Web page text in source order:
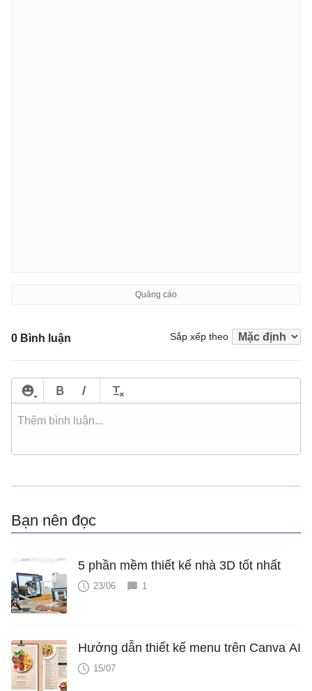
0 Bình luận Sắp xếp theo
Bạn nên đọc
5 phần mềm thiết kế nhà 3D tốt nhất
23/06 1
Hướng dẫn thiết kế menu trên Canva AI
15/07